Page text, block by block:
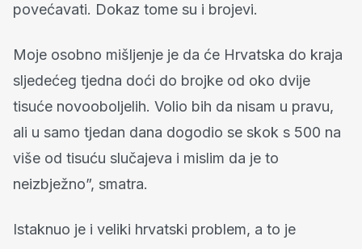
povećavati. Dokaz tome su i brojevi.
Moje osobno mišljenje je da će Hrvatska do kraja
sljedećeg tjedna doći do brojke od oko dvije
tisuće novooboljelih. Volio bih da nisam u pravu,
ali u samo tjedan dana dogodio se skok s 500 na
više od tisuću slučajeva i mislim da je to
neizbježno”, smatra.
Istaknuo je i veliki hrvatski problem, a to je